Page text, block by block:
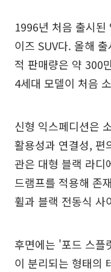
1996년 처음 출시된
이즈 SUV다. 올해
적 판매량은 약 300
4세대 모델이 처음
신형 익스페디션은
활용성과 연결성, 편
관은 대형 블랙 라디
드램프를 적용해 존
휠과 블랙 전동식 사
후면에는 '포드 스플
이 분리되는 형태의